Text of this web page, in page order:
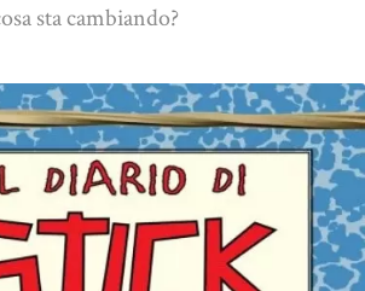
sta cambiando?